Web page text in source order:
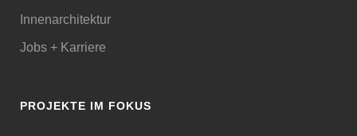
Innenarchitektur
Jobs + Karriere
PROJEKTE IM FOKUS